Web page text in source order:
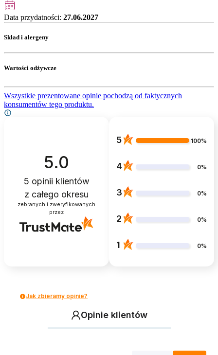
Data przydatności: 27.06.2027
Skład i alergeny
Wartości odżywcze
Wszystkie prezentowane opinie pochodzą od faktycznych
konsumentów tego produktu.
5.0
5 opinii klientów
z całego okresu
zebranych i zweryfikowanych
przez
5 100%
4 0%
3 0%
2 0%
1 0%
Jak zbieramy opinie?
Opinie klientów